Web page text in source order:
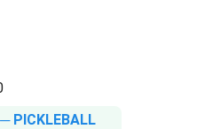
PICKLEBALL